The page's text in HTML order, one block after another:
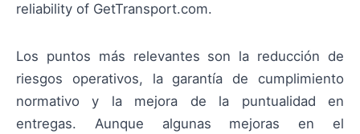
reliability of GetTransport.com.
Los puntos más relevantes son la reducción de
riesgos operativos, la garantía de cumplimiento
normativo y la mejora de la puntualidad en
entregas. Aunque algunas mejoras en el